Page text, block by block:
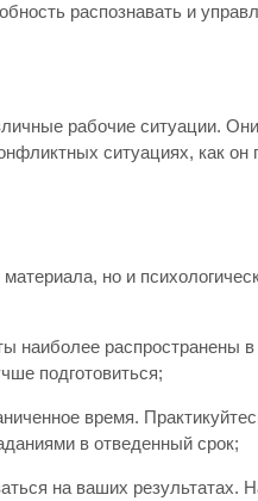
распознавать и
рабочие ситуации.
ситуациях, как он
но и
наиболее распространены
подготовиться;
время.
в отведенный срок;
на ваших результатах.